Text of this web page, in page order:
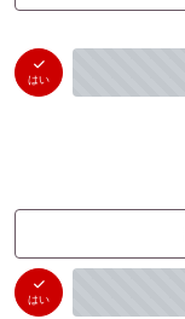
はい
はい